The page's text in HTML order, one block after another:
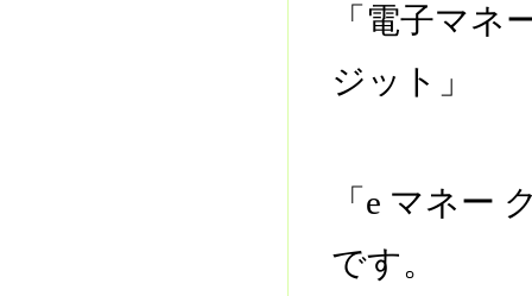
「電子マ
ジット」
「e マネー
です。